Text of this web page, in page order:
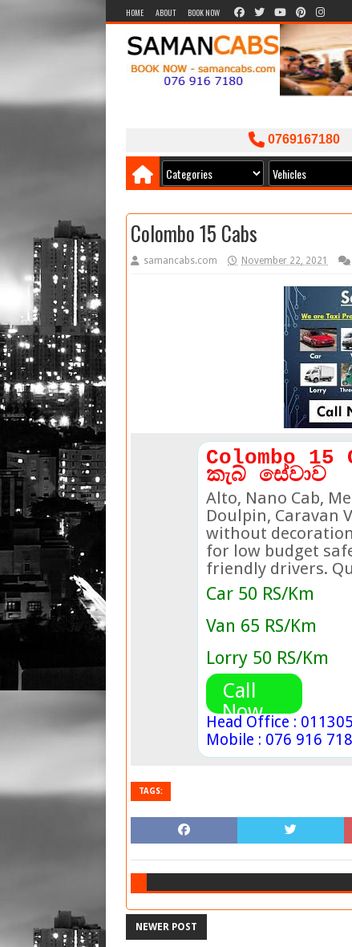
HOME ABOUT BOOK NOW
0769167180
Colombo 15 Cabs
samancabs.com November 22, 2021
Colombo
කැබ් සේවාව
Alto, Nano Cab,
Doulpin, Caravan
without
for low budget
friendly drivers.
Car 50 RS/Km
Van 65 RS/Km
Lorry 50 RS/Km
Call
Now
Head Office :
Mobile : 076 916
TAGS:
NEWER POST